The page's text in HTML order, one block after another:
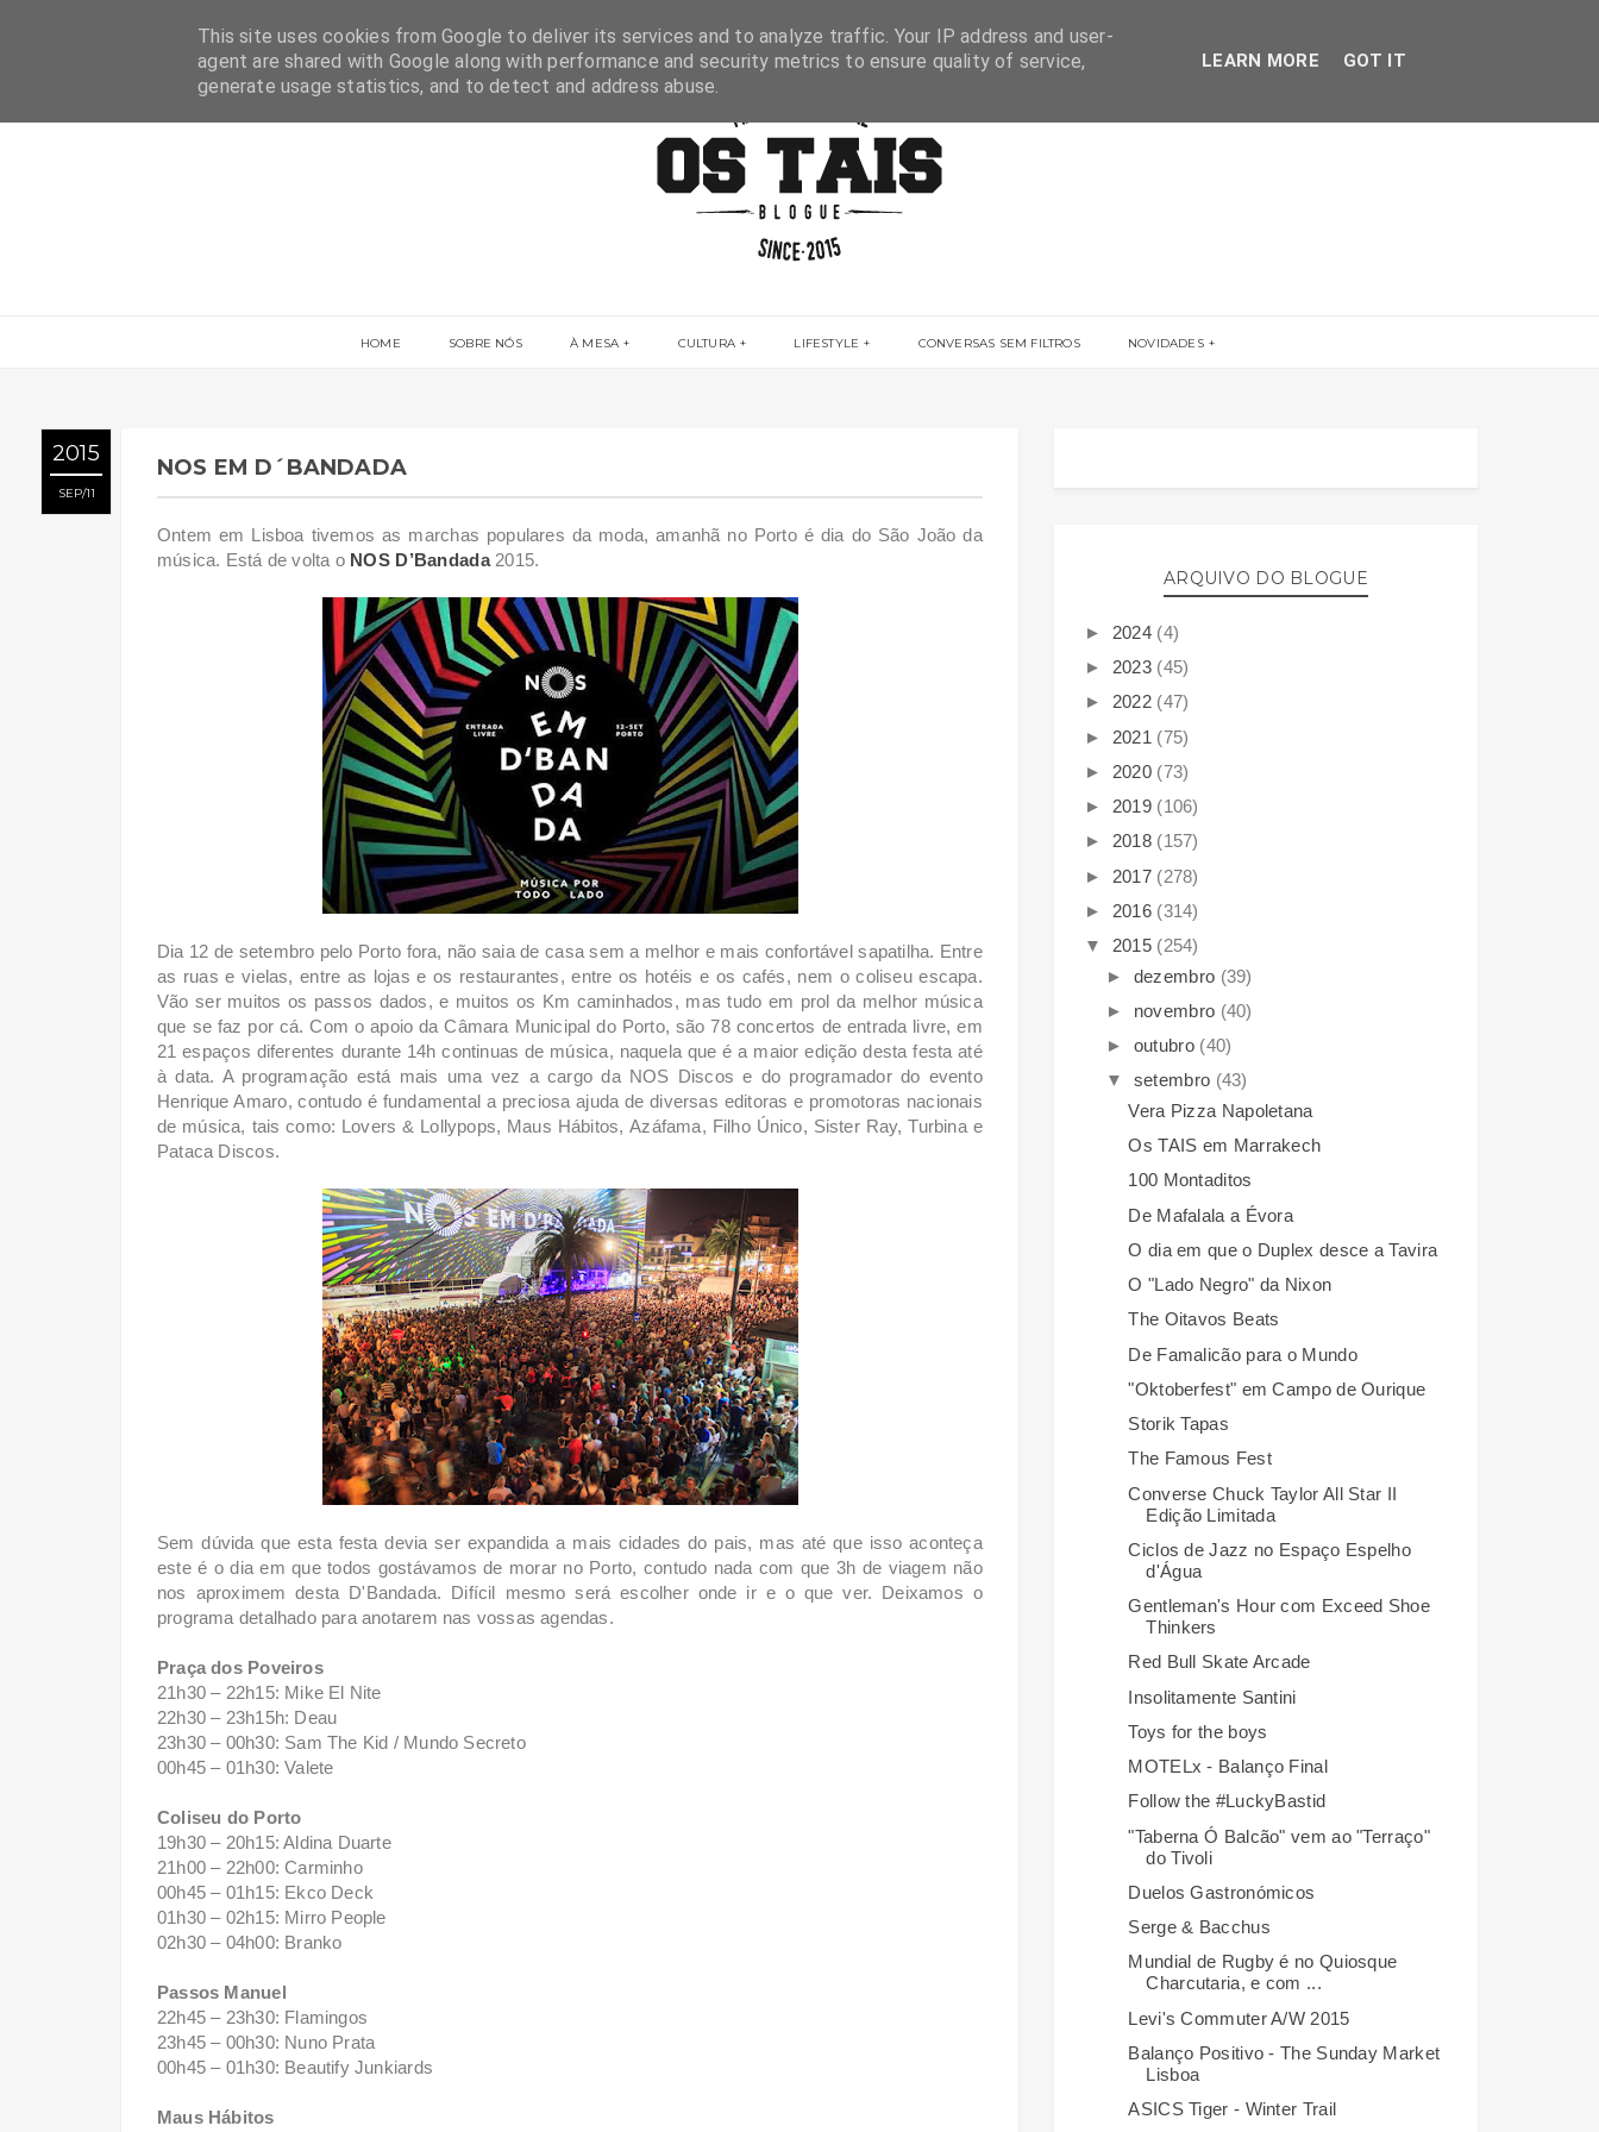
HOME SOBRE NÓS À MESA CULTURA LIFESTYLE CONVERSAS SEM FILTROS NOVIDADES
2015
SEP 11
NOS EM D´BANDADA
Ontem em Lisboa tivemos as marchas populares da moda, amanhã no Porto é dia do São João da
música. Está de volta o NOS D’Bandada2015.
Dia 12 de setembro pelo Porto fora, não saia de casa sem a melhor e mais confortável sapatilha. Entre
as ruas e vielas, entre as lojas e os restaurantes, entre os hotéis e os cafés, nem o coliseu escapa.
Vão ser muitos os passos dados, e muitos os Km caminhados, mas tudo em prol da melhor música
que se faz por cá. Com o apoio da Câmara Municipal do Porto, são 78 concertos de entrada livre, em
21 espaços diferentes durante 14h continuas de música, naquela que é a maior edição desta festa até
à data. A programação está mais uma vez a cargo da NOS Discos e do programador do evento
Henrique Amaro, contudo é fundamental a preciosa ajuda de diversas editoras e promotoras nacionais
de música, tais como: Lovers & Lollypops, Maus Hábitos,Azáfama, Filho Único, Sister Ray, Turbina e
Pataca Discos.
Sem dúvida que esta festa devia ser expandida a mais cidades do pais, mas até que isso aconteça
este é o dia em que todos gostávamos de morar no Porto, contudo nada com que 3h de viagem não
nos aproximem desta D'Bandada. Difícil mesmo será escolher onde ir e o que ver. Deixamos o
programa detalhado para anotarem nas vossas agendas.
Praça dos Poveiros
21h30 – 22h15: Mike El Nite
22h30 – 23h15h: Deau
23h30 – 00h30: Sam The Kid / Mundo Secreto
00h45 – 01h30: Valete
Coliseu do Porto
19h30 – 20h15: Aldina Duarte
21h00 – 22h00: Carminho
00h45 – 01h15: Ekco Deck
01h30 – 02h15: Mirro People
02h30 – 04h00: Branko
Passos Manuel
22h45 – 23h30: Flamingos
23h45 – 00h30: Nuno Prata
00h45 – 01h30: Beautify Junkiards
Maus Hábitos
ARQUIVO DO BLOGUE
► 2024 (4)
► 2023 (45)
► 2022 (47)
► 2021 (75)
► 2020 (73)
► 2019 (106)
► 2018 (157)
► 2017 (278)
► 2016 (314)
▼ 2015 (254)
► dezembro (39)
► novembro (40)
► outubro (40)
▼ setembro (43)
Vera Pizza Napoletana
Os TAIS em Marrakech
100 Montaditos
De Mafalala a Évora
O dia em que o Duplex desce a Tavira
O "Lado Negro" da Nixon
The Oitavos Beats
De Famalicão para o Mundo
"Oktoberfest" em Campo de Ourique
Storik Tapas
The Famous Fest
Converse Chuck Taylor All Star II
Edição Limitada
Ciclos de Jazz no Espaço Espelho
d'Água
Gentleman's Hour com Exceed Shoe
Thinkers
Red Bull Skate Arcade
Insolitamente Santini
Toys for the boys
MOTELx - Balanço Final
Follow the #LuckyBastid
"Taberna Ó Balcão" vem ao "Terraço"
do Tivoli
Duelos Gastronómicos
Serge & Bacchus
Mundial de Rugby é no Quiosque
Charcutaria, e com ...
Levi's Commuter A/W 2015
Balanço Positivo - The Sunday Market
Lisboa
ASICS Tiger - Winter Trail
This site uses cookies from Google to deliver its services and to analyze traffic. Your IP address and user-
agent are shared with Google along with performance and security metrics to ensure quality of service,
generate usage statistics, and to detect and address abuse.
LEARN MORE GOT IT